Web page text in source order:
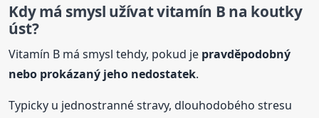
Kdy má smysl užívat vitamín B na koutky
úst?
Vitamín B má smysl tehdy, pokud je pravděpodobný
nebo prokázaný jeho nedostatek.
Typicky u jednostranné stravy, dlouhodobého stresu